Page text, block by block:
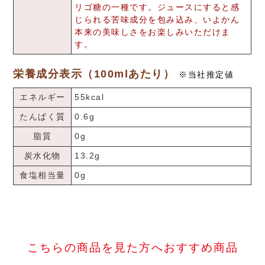
リゴ糖の一種です。ジュースにすると感
じられる苦味成分を包み込み、いよかん
本来の美味しさをお楽しみいただけま
す。
栄養成分表示（100mlあたり） ※当社推定値
エネルギー 55kcal
たんぱく質 0.6g
脂質 0g
炭水化物 13.2g
食塩相当量 0g
こちらの商品を見た方へおすすめ商品